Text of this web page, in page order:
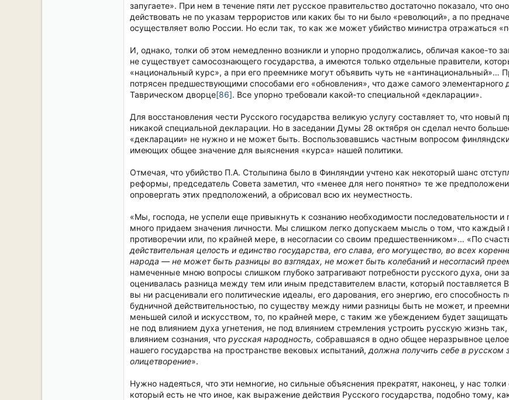
запугаете». При нем в течение пяти лет русское правительство достаточно показало, что
действовать не по указам террористов или каких бы то ни было «революций», а по
осуществляет волю России. Но если так, то как же может убийство министра отражаться
И, однако, толки об этом немедленно возникли и упорно продолжались, обличая какое-то
не существует самосознающего государства, а имеются только отдельные правители,
«национальный курс», а при его преемнике могут объявить чуть не «антинациональный»…
потрясен предшествующими способами его «обновления», что даже самого элементарного
Таврическом дворце[86]. Все упорно требовали какой-то специальной «декларации».
Для восстановления чести Русского государства великую услугу составляет то, что
никакой специальной декларации. Но в заседании Думы 28 октября он сделал нечто
«декларации» не нужно и не может быть. Воспользовавшись частным вопросом
имеющих общее значение для выяснения «курса» нашей политики.
Отмечая, что убийство П.А. Столыпина было в Финляндии учтено как некоторый шанс
реформы, председатель Совета заметил, что «менее для него понятно» те же
опровергать этих предположений, а обрисовал всю их неуместность.
«Мы, господа, не успели еще привыкнуть к сознанию необходимости последовательности
много придаем значения личности. Мы слишком легко допускаем мысль о том, что
противоречии или, по крайней мере, в несогласии со своим предшественником»… «По
действительная целость и единство государства, его слава, его могущество, во всех
народа — не может быть разницы во взглядах, не может быть колебаний и несогласий
намеченные мною вопросы слишком глубоко затрагивают потребности русского духа, они
оценивалась разница между тем или иным представителем власти, который поставляется
вы ни расценивали его политические идеалы, его дарования, его энергию, его способность
будничной действительностью, по существу между ними разницы быть не может, и
меньшей силой и искусством, то, по крайней мере, с таким же убеждением будет
не под влиянием духа угнетения, не под влиянием стремления устроить русскую жизнь
влиянием сознания, что русская народность, собравшаяся в одно общее неразрывное
нашего государства на пространстве вековых испытаний, должна получить себе в русском
олицетворение».
Нужно надеяться, что эти немногие, но сильные объяснения прекратят, наконец, у нас
который есть не что иное, как выражение действия Русского государства, подобно тому,